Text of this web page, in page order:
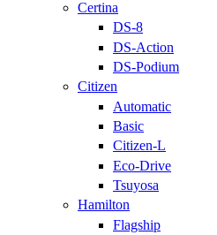
Certina
DS-8
DS-Action
DS-Podium
Citizen
Automatic
Basic
Citizen-L
Eco-Drive
Tsuyosa
Hamilton
Flagship